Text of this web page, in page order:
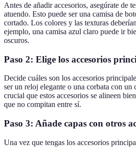
Antes de añadir accesorios, asegúrate de
atuendo. Esto puede ser una camisa de
cortado. Los colores y las texturas
ejemplo, una camisa azul claro puede ir
oscuros.
Paso 2: Elige los accesorios
Decide cuáles son los accesorios
ser un reloj elegante o una corbata con un
crucial que estos accesorios se alineen
que no compitan entre sí.
Paso 3: Añade capas con otros
Una vez que tengas los accesorios